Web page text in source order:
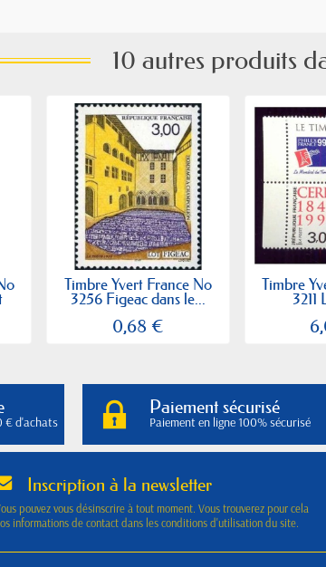
10 autres produits
Timbre Yvert France No
3256 Figeac dans le...
0,68 €
Timbre
3211
€ d'achats
Paiement sécurisé
Paiement en ligne 100% sécurisé
Inscription à la newsletter
pouvez vous désinscrire à tout moment. Vous trouverez pour cela
informations de contact dans les conditions d'utilisation du site.